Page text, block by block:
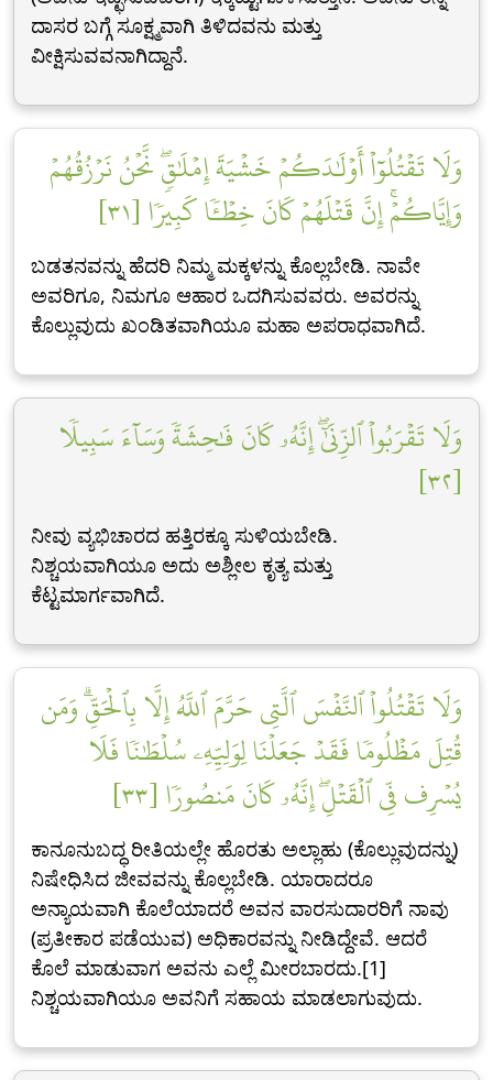
ದಾಸರ ಬಗ್ಗೆ ಸೂಕ್ಷ್ಮವಾಗಿ ತಿಳಿದವನು ಮತ್ತು
ವೀಕ್ಷಿಸುವವನಾಗಿದ್ದಾನೆ.
وَلَا تَقۡتُلُوٓاْ أَوۡلَٰدَكُمۡ خَشۡيَةَ إِمۡلَٰقٖۖ نَّحۡنُ نَرۡزُقُهُمۡ
وَإِيَّاكُمۡۚ إِنَّ قَتۡلَهُمۡ كَانَ خِطۡـٔٗا كَبِيرٗا [٣١]
ಬಡತನವನ್ನು ಹೆದರಿ ನಿಮ್ಮ ಮಕ್ಕಳನ್ನು ಕೊಲ್ಲಬೇಡಿ. ನಾವೇ
ಅವರಿಗೂ, ನಿಮಗೂ ಆಹಾರ ಒದಗಿಸುವವರು. ಅವರನ್ನು
ಕೊಲ್ಲುವುದು ಖಂಡಿತವಾಗಿಯೂ ಮಹಾ ಅಪರಾಧವಾಗಿದೆ.
وَلَا تَقۡرَبُواْ ٱلزِّنَىٰٓۖ إِنَّهُۥ كَانَ فَٰحِشَةٗ وَسَآءَ سَبِيلٗا
[٣٢]
ನೀವು ವ್ಯಭಿಚಾರದ ಹತ್ತಿರಕ್ಕೂ ಸುಳಿಯಬೇಡಿ.
ನಿಶ್ಚಯವಾಗಿಯೂ ಅದು ಅಶ್ಲೀಲ ಕೃತ್ಯ ಮತ್ತು
ಕೆಟ್ಟಮಾರ್ಗವಾಗಿದೆ.
وَلَا تَقۡتُلُواْ ٱلنَّفۡسَ ٱلَّتِي حَرَّمَ ٱللَّهُ إِلَّا بِٱلۡحَقِّۗ وَمَن
قُتِلَ مَظۡلُومٗا فَقَدۡ جَعَلۡنَا لِوَلِيِّهِۦ سُلۡطَٰنٗا فَلَا
يُسۡرِف فِّي ٱلۡقَتۡلِۖ إِنَّهُۥ كَانَ مَنصُورٗا [٣٣]
ಕಾನೂನುಬದ್ಧ ರೀತಿಯಲ್ಲೇ ಹೊರತು ಅಲ್ಲಾಹು (ಕೊಲ್ಲುವುದನ್ನು)
ನಿಷೇಧಿಸಿದ ಜೀವವನ್ನು ಕೊಲ್ಲಬೇಡಿ. ಯಾರಾದರೂ
ಅನ್ಯಾಯವಾಗಿ ಕೊಲೆಯಾದರೆ ಅವನ ವಾರಸುದಾರರಿಗೆ ನಾವು
(ಪ್ರತೀಕಾರ ಪಡೆಯುವ) ಅಧಿಕಾರವನ್ನು ನೀಡಿದ್ದೇವೆ. ಆದರೆ
ಕೊಲೆ ಮಾಡುವಾಗ ಅವನು ಎಲ್ಲೆ ಮೀರಬಾರದು.[1]
ನಿಶ್ಚಯವಾಗಿಯೂ ಅವನಿಗೆ ಸಹಾಯ ಮಾಡಲಾಗುವುದು.